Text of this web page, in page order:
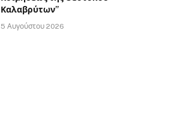
Καλαβρύτων”
5 Αυγούστου 2026